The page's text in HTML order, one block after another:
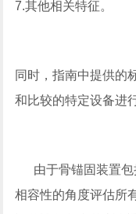
7.其他相关特征。
同时，指南中提供的
和比较的特定设备进
由于骨锚固装置包
相容性的角度评估所